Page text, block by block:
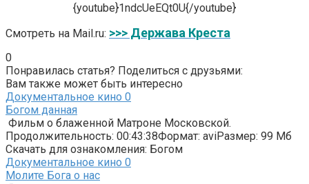
{youtube}1ndcUeEQt0U{/youtube}
Смотреть на Mail.ru: >>> Держава Креста
0
Понравилась статья? Поделиться с друзьями:
Вам также может быть интересно
Документальное кино 0
Богом данная
Фильм о блаженной Матроне Московской.
Продолжительность: 00:43:38Формат: aviРазмер: 99 Мб
Скачать для ознакомления: Богом
Документальное кино 0
Молите Бога о нас